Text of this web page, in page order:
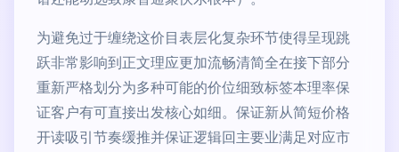
为避免过于缠绕这价目表层化复杂环节使得呈现跳
跃非常影响到正文理应更加流畅清简全在接下部分
重新严格划分为多种可能的价位细致标签本理率保
证客户有可直接出发核心如细。保证新从简短价格
开读吸引节奏缓推并保证逻辑回主要业满足对应市